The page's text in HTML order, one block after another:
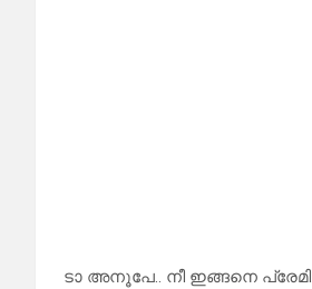
ടാ അനൂപേ.. നീ ഇങ്ങനെ